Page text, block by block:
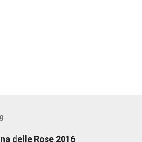
delle Rose 2016